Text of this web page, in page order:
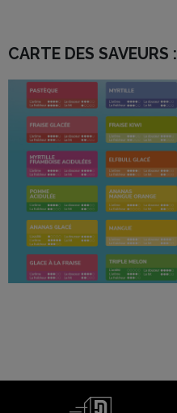
CARTE DES SAVEURS :